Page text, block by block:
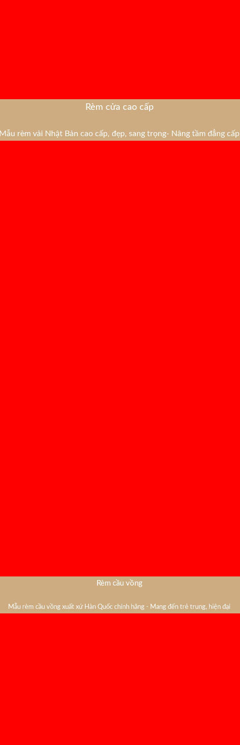
Rèm cửa cao cấp
Mẫu rèm vải Nhật Bản cao cấp, đẹp, sang trọng- Nâng tầm đẳng cấp
Rèm cầu vồng
Mẫu rèm cầu vồng xuất xứ Hàn Quốc chính hãng - Mang đến trẻ trung, hiện đại